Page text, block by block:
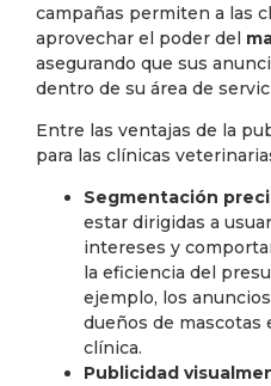
campañas permiten a las
aprovechar el poder del
asegurando que sus
dentro de su área de
Entre las ventajas de la
para las clínicas
Segmentación
estar dirigidas a
intereses y
la eficiencia del
ejemplo, los
dueños de mascotas
clínica.
Publicidad